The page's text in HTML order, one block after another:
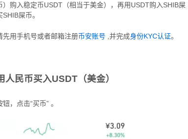
购入稳定币USDT（相当于美金），再用USDT购入SHIB屎
屎币。
用手机号或者邮箱注册币安账号 ,并完成身份KYC认证。
人民币买入USDT（美金）
，点击“买币” 。